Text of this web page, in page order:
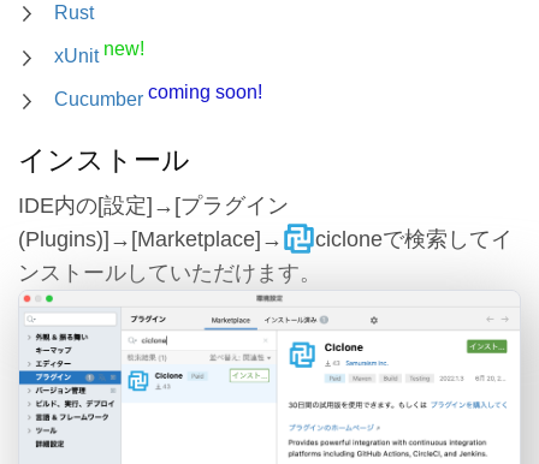
Rust
xUnit new!
Cucumber coming soon!
インストール
IDE内の[設定]→[プラグイン
(Plugins)]→[Marketplace]→
cicloneで検索してイ
ンストールしていただけます。